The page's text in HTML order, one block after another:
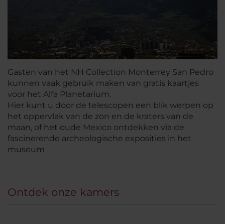
Gasten van het NH Collection Monterrey San Pedro
kunnen vaak gebruik maken van gratis kaartjes
voor het Alfa Planetarium.
Hier kunt u door de telescopen een blik werpen op
het oppervlak van de zon en de kraters van de
maan, of het oude Mexico ontdekken via de
fascinerende archeologische exposities in het
museum
Ontdek onze kamers